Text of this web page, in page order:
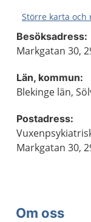
Större karta och
Besöksadress:
Markgatan 30,
Län, kommun:
Blekinge län,
Postadress:
Markgatan 30,
Om oss